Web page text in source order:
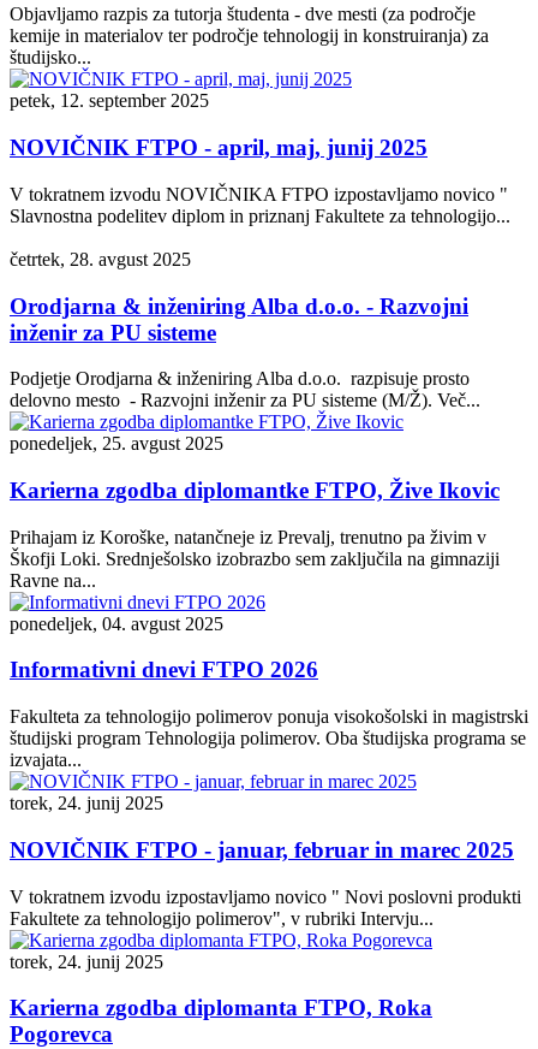
Objavljamo razpis za tutorja študenta - dve mesti (za področje
kemije in materialov ter področje tehnologij in konstruiranja) za
študijsko...
petek, 12. september 2025
NOVIČNIK FTPO - april, maj, junij 2025
V tokratnem izvodu NOVIČNIKA FTPO izpostavljamo novico "
Slavnostna podelitev diplom in priznanj Fakultete za tehnologijo...
četrtek, 28. avgust 2025
Orodjarna & inženiring Alba d.o.o. - Razvojni
inženir za PU sisteme
Podjetje Orodjarna & inženiring Alba d.o.o. razpisuje prosto
delovno mesto - Razvojni inženir za PU sisteme (M/Ž). Več...
ponedeljek, 25. avgust 2025
Karierna zgodba diplomantke FTPO, Žive Ikovic
Prihajam iz Koroške, natančneje iz Prevalj, trenutno pa živim v
Škofji Loki. Srednješolsko izobrazbo sem zaključila na gimnaziji
Ravne na...
ponedeljek, 04. avgust 2025
Informativni dnevi FTPO 2026
Fakulteta za tehnologijo polimerov ponuja visokošolski in magistrski
študijski program Tehnologija polimerov. Oba študijska programa se
izvajata...
torek, 24. junij 2025
NOVIČNIK FTPO - januar, februar in marec 2025
V tokratnem izvodu izpostavljamo novico " Novi poslovni produkti
Fakultete za tehnologijo polimerov", v rubriki Intervju...
torek, 24. junij 2025
Karierna zgodba diplomanta FTPO, Roka
Pogorevca